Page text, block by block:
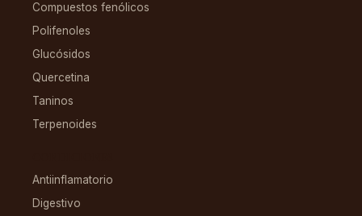
Compuestos fenólicos
Polifenoles
Glucósidos
Quercetina
Taninos
Terpenoides
Antiinflamatorio
Digestivo